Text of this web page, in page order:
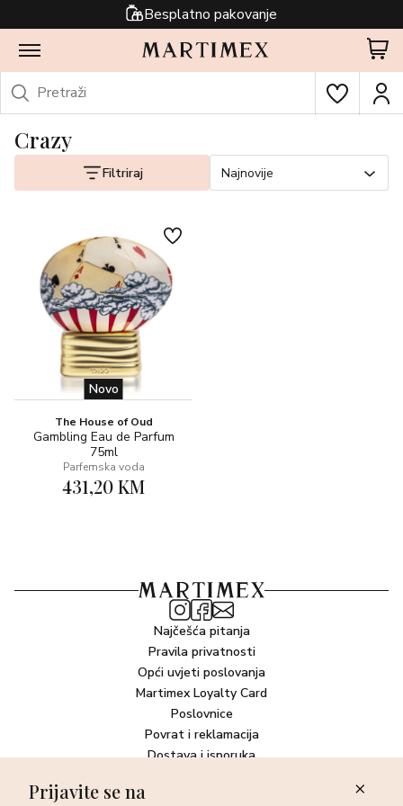
Besplatno pakovanje
Crazy
Filtriraj Najnovije
Novo
The House of Oud
Gambling Eau de Parfum
75ml
Parfemska voda
431,20 KM
Najčešća pitanja
Pravila privatnosti
Opći uvjeti poslovanja
Martimex Loyalty Card
Poslovnice
Povrat i reklamacija
Dostava i isporuka
Prijavite se na